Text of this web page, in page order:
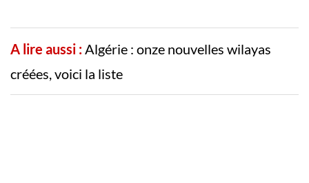
A lire aussi :Algérie : onze nouvelles wilayas
créées, voici la liste